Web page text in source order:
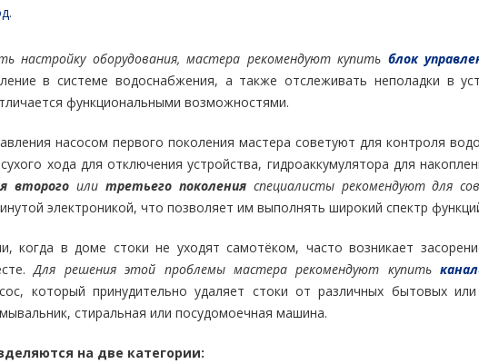
.
настройку оборудования, мастера рекомендуют купить блок
в системе водоснабжения, а также отслеживать неполадки в
функциональными возможностями.
насосом первого поколения мастера советуют для контроля
хода для отключения устройства, гидроаккумулятора для
второгоили третьего поколенияспециалисты рекомендуют для
электроникой, что позволяет им выполнять широкий спектр
когда в доме стоки не уходят самотёком, часто возникает
Для решения этой проблемы мастера рекомендуют купить
который принудительно удаляет стоки от различных бытовых
стиральная или посудомоечная машина.
на две категории: